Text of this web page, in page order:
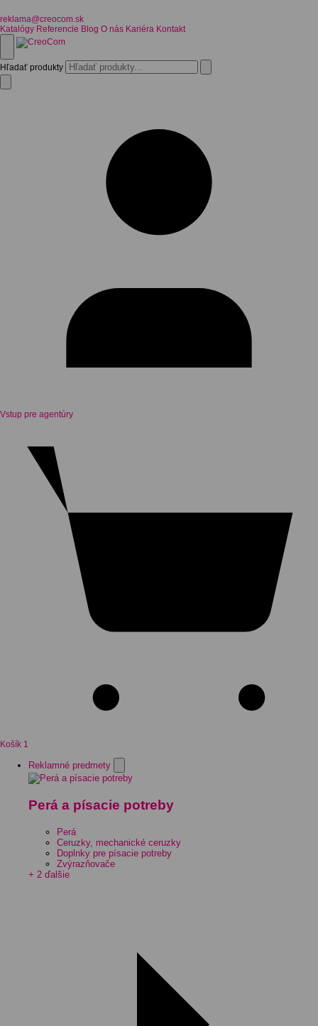
reklama@creocom.sk
Katalógy Referencie Blog O nás Kariéra Kontakt
Hľadať produkty
Vstup pre agentúry
Košík 1
Reklamné predmety
Perá a písacie potreby
Perá
Ceruzky, mechanické ceruzky
Doplnky pre písacie potreby
Zvýrazňovače
+ 2 ďalšie